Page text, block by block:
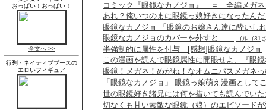
コミック『眼鏡なカノジョ』 ＝ 全編メガネ
あれ？俺いつのまに眼鏡っ娘好きになったん
眼鏡なカノジョ 「眼鏡のお嬢さん達に酔いし
眼鏡なカノジョのカバーを外すと…… ゴルゴ31
半強制的に属性を付与 [感想]眼鏡なカノジョ
この漫画を読んで眼鏡属性に開眼せよ、『眼
眼鏡！メガネ！めがね！なオムニバスメガネ
「眼鏡なカノジョ」 眼鏡っ娘萌え漫画として
世の眼鏡好き諸兄には何を措いても読んでい
切なくも甘い素敵な眼鏡（娘）のエピソード